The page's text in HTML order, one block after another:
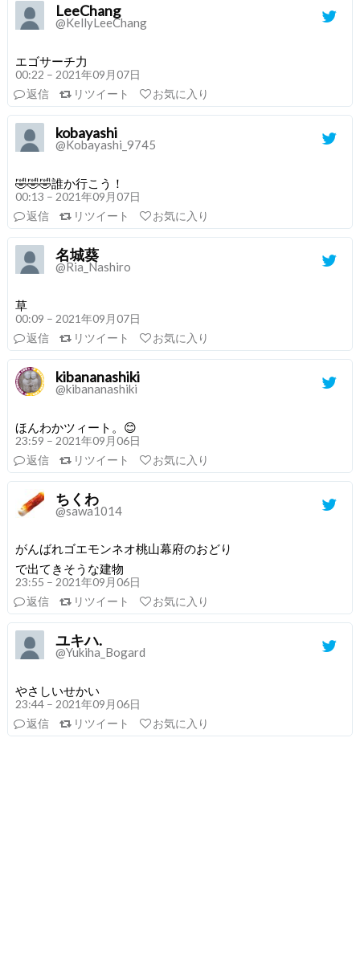
LeeChang
@KellyLeeChang
エゴサーチ力
00:22 – 2021年09月07日
返信
リツイート お気に入り
kobayashi
@Kobayashi_9745
🤣🤣🤣誰か行こう！
00:13 – 2021年09月07日
返信
リツイート お気に入り
名城葵
@Ria_Nashiro
草
00:09 – 2021年09月07日
返信
リツイート お気に入り
kibananashiki
@kibananashiki
ほんわかツィート。😊
23:59 – 2021年09月06日
返信
リツイート お気に入り
ちくわ
@sawa1014
がんばれゴエモンネオ桃山幕府のおどり
で出てきそうな建物
23:55 – 2021年09月06日
返信
リツイート お気に入り
ユキハ.
@Yukiha_Bogard
やさしいせかい
23:44 – 2021年09月06日
返信
リツイート お気に入り